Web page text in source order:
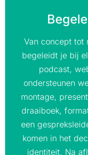
Van concept tot
begeleidt je bij
podcast,
ondersteunen
montage,
draaiboek,
een
komen in het
identiteit. Na